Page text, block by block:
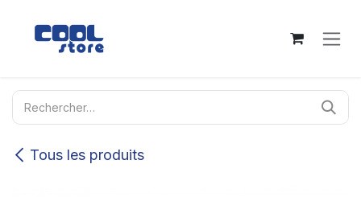
Tous les produits